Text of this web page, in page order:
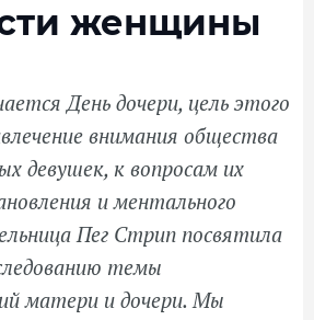
женщины
День дочери, цель этого
внимания общества
девушек, к вопросам их
и ментального
Пег Стрип посвятила
темы
матери и дочери. Мы